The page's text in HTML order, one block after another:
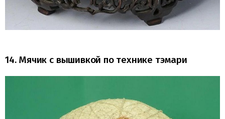
14. Мячик с вышивкой по технике тэмари